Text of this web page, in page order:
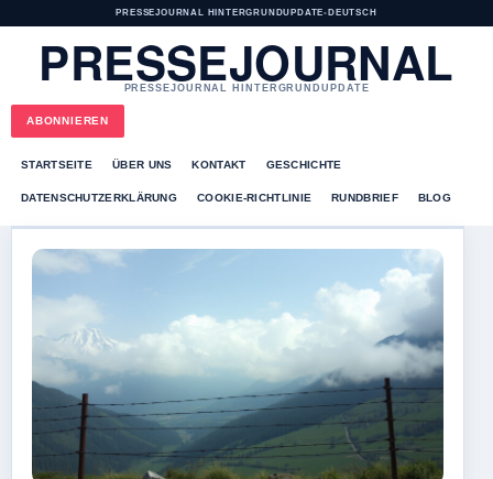
PRESSEJOURNAL HINTERGRUNDUPDATE• DEUTSCH
PRESSEJOURNAL
PRESSEJOURNAL HINTERGRUNDUPDATE
ABONNIEREN
STARTSEITE ÜBER UNS KONTAKT GESCHICHTE
DATENSCHUTZERKLÄRUNG COOKIE-RICHTLINIE RUNDBRIEF BLOG